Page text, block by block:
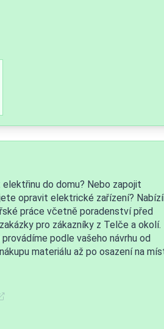
do domu? Nebo zapojit
opravit elektrické zařízení?
práce včetně poradenství před
pro zákazníky z Telče a okolí.
podle vašeho návrhu od
materiálu až po osazení na